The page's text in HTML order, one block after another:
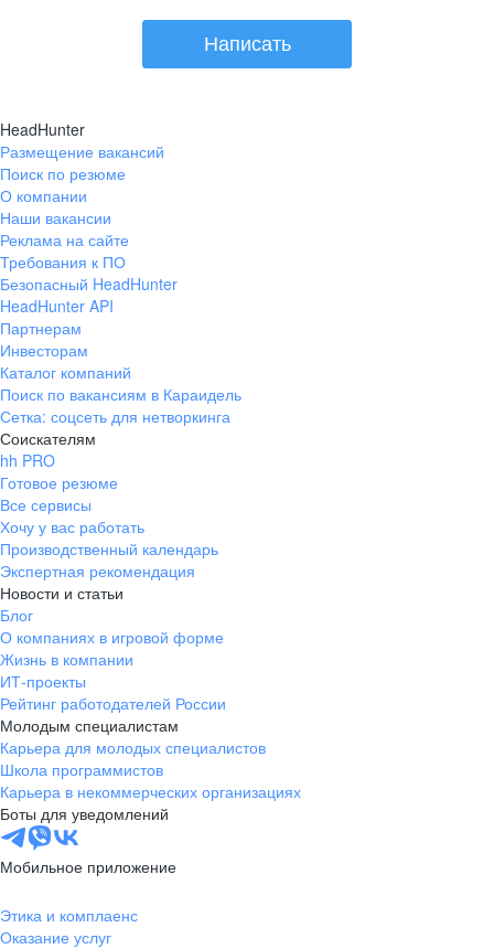
Написать
HeadHunter
Размещение вакансий
Поиск по резюме
О компании
Наши вакансии
Реклама на сайте
Требования к ПО
Безопасный HeadHunter
HeadHunter API
Партнерам
Инвесторам
Каталог компаний
Поиск по вакансиям в Караидель
Сетка: соцсеть для нетворкинга
Соискателям
hh PRO
Готовое резюме
Все сервисы
Хочу у вас работать
Производственный календарь
Экспертная рекомендация
Новости и статьи
Блог
О компаниях в игровой форме
Жизнь в компании
ИТ-проекты
Рейтинг работодателей России
Молодым специалистам
Карьера для молодых специалистов
Школа программистов
Карьера в некоммерческих организациях
Боты для уведомлений
Мобильное приложение
Этика и комплаенс
Оказание услуг